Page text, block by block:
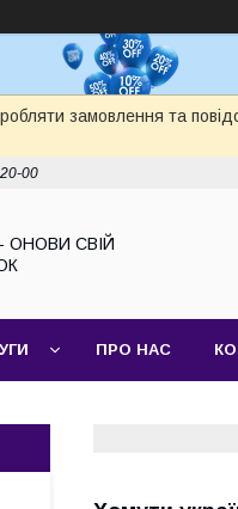
замовлення та
00
ОНОВИ СВІЙ
ПРО НАС